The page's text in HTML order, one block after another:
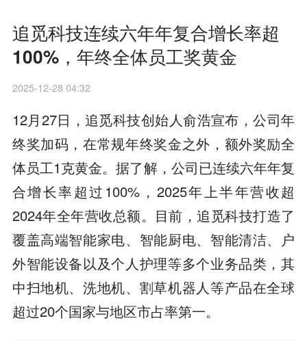
追觅科技连续六年年复合增长率超
100%，年终全体员工奖黄金
2025-12-28 04:32
12月27日，追觅科技创始人俞浩宣布，公司年
终奖加码，在常规年终奖金之外，额外奖励全
体员工1克黄金。据了解，公司已连续六年年复
合增长率超过100%，2025年上半年营收超
2024年全年营收总额。目前，追觅科技打造了
覆盖高端智能家电、智能厨电、智能清洁、户
外智能设备以及个人护理等多个业务品类，其
中扫地机、洗地机、割草机器人等产品在全球
超过20个国家与地区市占率第一。